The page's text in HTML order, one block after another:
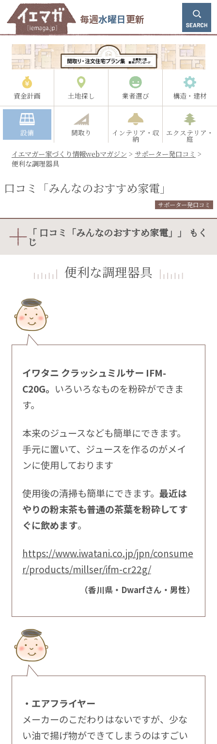
毎週水曜日更新
資金計画 土地探し 業者選び 構造・建材
設備 間取り インテリア・収
納
エクステリア・
庭
イエマガー家づくり情報webマガジン > サポーター発口コミ >
便利な調理器具
口コミ「みんなのおすすめ家電」
サポーター発口コミ
「 口コミ「みんなのおすすめ家電」」 もく
じ
便利な調理器具
イワタニ クラッシュミルサー IFM-
C20G。 いろいろなものを粉砕ができま
す。
本来のジュースなども簡単にできます。
手元に置いて、ジュースを作るのがメイ
ンに使用しております
使用後の清掃も簡単にできます。 最近は
やりの粉末茶も普通の茶葉を粉砕してす
ぐに飲めます。
https://www.iwatani.co.jp/jpn/consume
r/products/millser/ifm-cr22g/
（香川県・Dwarfさん・男性）
・エアフライヤー
メーカーのこだわりはないですが、少な
い油で揚げ物ができてしまうのはすごい